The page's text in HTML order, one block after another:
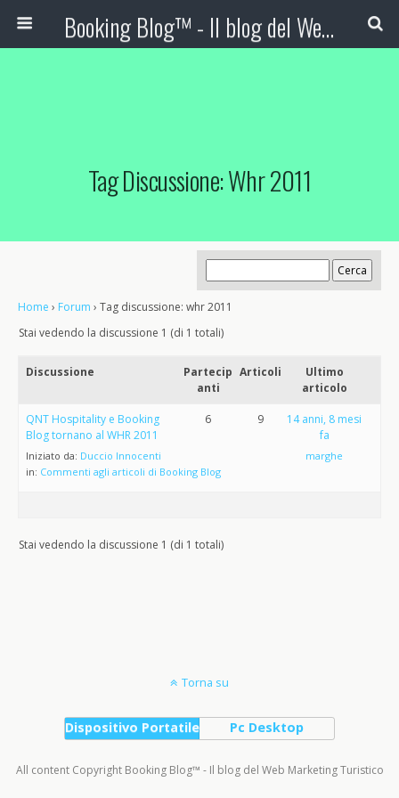
Booking Blog™ - Il blog del Web Marketing Turistico
Tag Discussione: Whr 2011
Home › Forum › Tag discussione: whr 2011
Stai vedendo la discussione 1 (di 1 totali)
Discussione
Partecip
anti
Articoli
Ultimo
articolo
QNT Hospitality e Booking
Blog tornano al WHR 2011
Iniziato da: Duccio Innocenti
in: Commenti agli articoli di Booking Blog
6 9
14 anni, 8 mesi
fa
marghe
Stai vedendo la discussione 1 (di 1 totali)
Torna su
Dispositivo Portatile Pc Desktop
All content Copyright Booking Blog™ - Il blog del Web Marketing Turistico